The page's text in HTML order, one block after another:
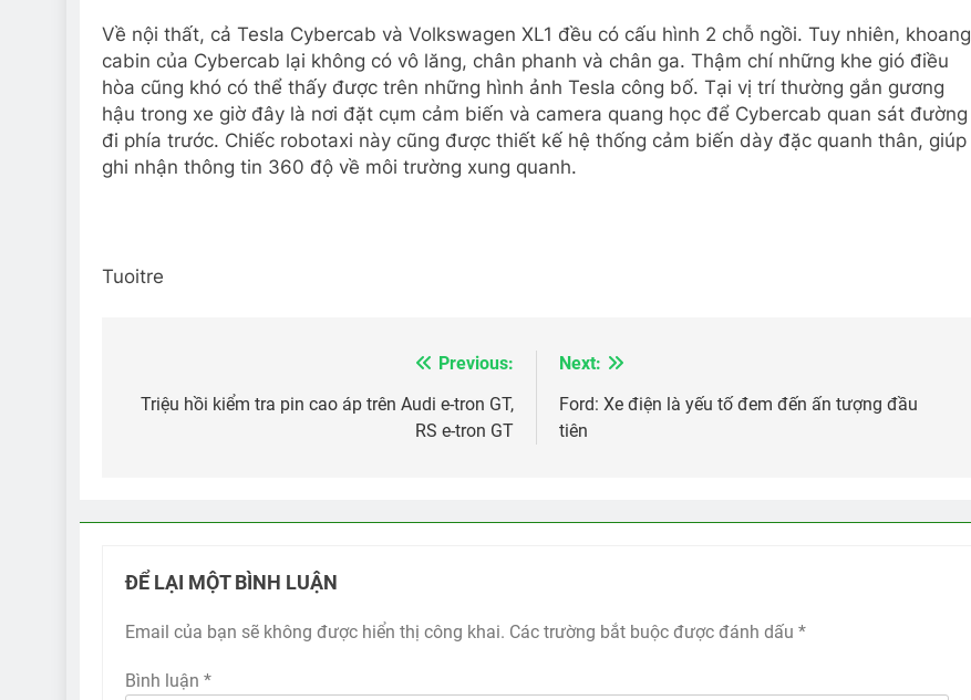
Về nội thất, cả Tesla Cybercab và Volkswagen XL1 đều có cấu hình 2 chỗ ngồi. Tuy nhiên, khoang
cabin của Cybercab lại không có vô lăng, chân phanh và chân ga. Thậm chí những khe gió điều
hòa cũng khó có thể thấy được trên những hình ảnh Tesla công bố. Tại vị trí thường gắn gương
hậu trong xe giờ đây là nơi đặt cụm cảm biến và camera quang học để Cybercab quan sát đường
đi phía trước. Chiếc robotaxi này cũng được thiết kế hệ thống cảm biến dày đặc quanh thân, giúp
ghi nhận thông tin 360 độ về môi trường xung quanh.
Tuoitre
hướng
Previous:
Triệu hồi kiểm tra pin cao áp trên Audi e-tron GT,
RS e-tron GT
Next:
Ford: Xe điện là yếu tố đem đến ấn tượng đầu
tiên
ĐỂ LẠI MỘT BÌNH LUẬN
Email của bạn sẽ không được hiển thị công khai. Các trường bắt buộc được đánh dấu *
Bình luận *